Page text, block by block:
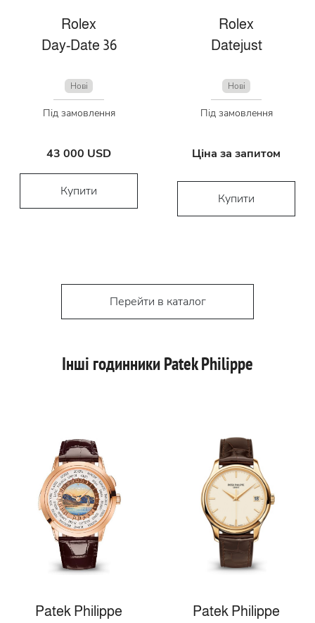
Rolex
Day-Date 36
Нові
Під замовлення
43 000 USD
Купити
Rolex
Datejust
Нові
Під замовлення
Ціна за запитом
Купити
Перейти в каталог
Інші годинники Patek Philippe
Patek Philippe
Patek Philippe